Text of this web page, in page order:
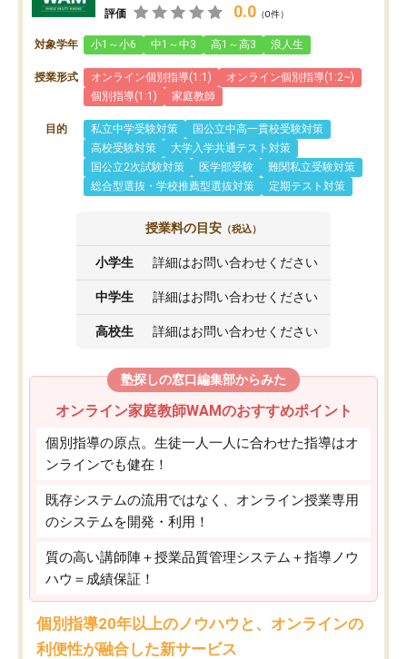
評価 0.0 （0件）
対象学年 小1～小6 中1～中3 高1～高3 浪人生
授業形式 オンライン個別指導(1:1)
オンライン個別指導(1:2~)
個別指導(1:1)
家庭教師
目的 私立中学受験対策
国公立中高一貫校受験対策
高校受験対策
大学入学共通テスト対策
国公立2次試験対策
医学部受験
難関私立受験対策
総合型選抜・学校推薦型選抜対策
定期テスト対策
授業料の目安 （税込）
小学生 詳細はお問い合わせください
中学生 詳細はお問い合わせください
高校生 詳細はお問い合わせください
塾探しの窓口編集部からみた
オンライン家庭教師WAMのおすすめポイント
個別指導の原点。生徒一人一人に合わせた指導はオ
ンラインでも健在！
既存システムの流用ではなく、オンライン授業専用
のシステムを開発・利用！
質の高い講師陣＋授業品質管理システム＋指導ノウ
ハウ＝成績保証！
個別指導20年以上のノウハウと、オンラインの
利便性が融合した新サービス